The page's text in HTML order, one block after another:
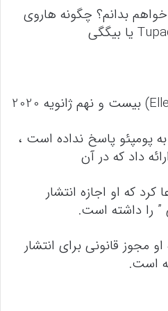
بدانم؟ چگونه هاروی
پومپئو پاسخ نداده است ،
داد که در آن
که او اجازه انتشار
” را داشته است.
مجوز قانونی برای انتشار
است.